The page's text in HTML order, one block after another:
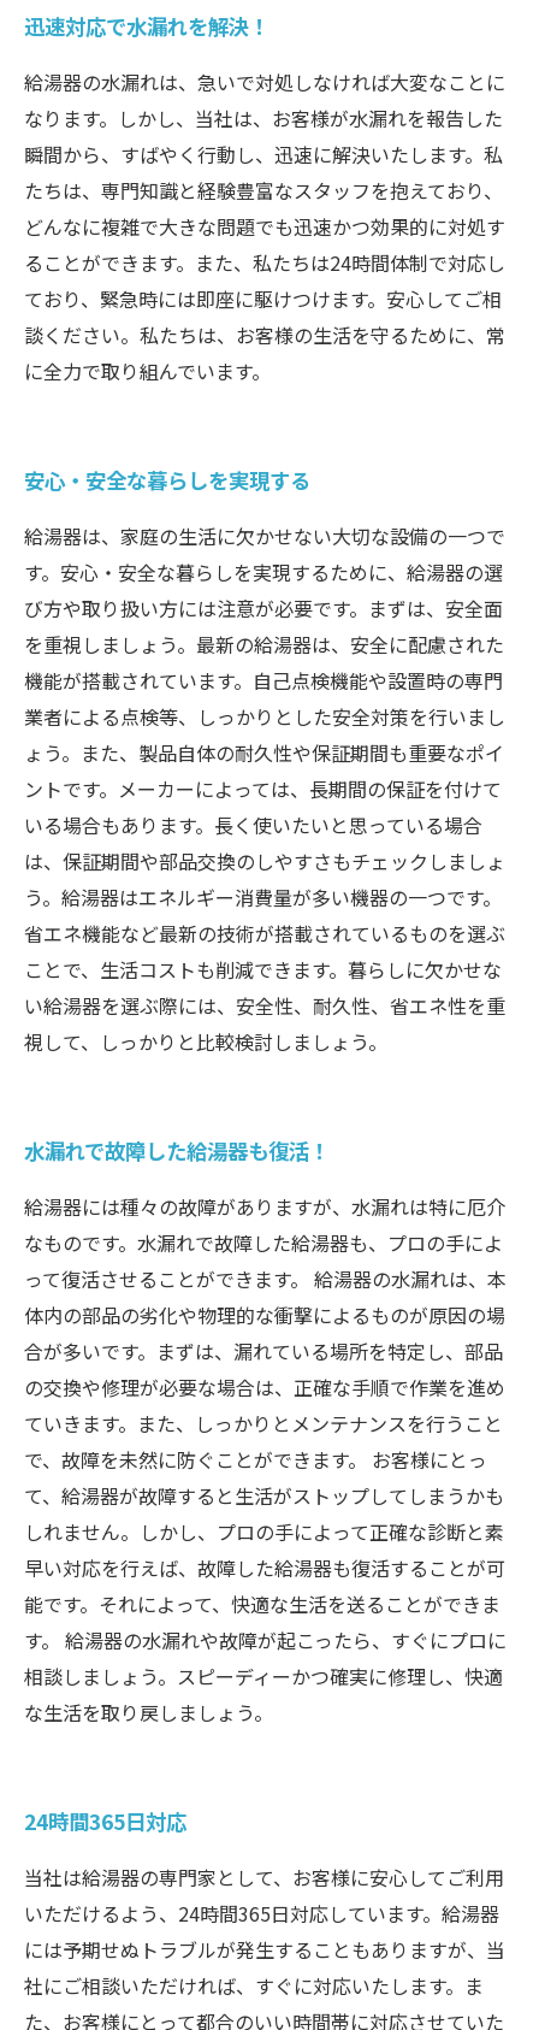
迅速対応で水漏れを解決！
給湯器の水漏れは、急いで対処しなければ大変なことに
なります。しかし、当社は、お客様が水漏れを報告した
瞬間から、すばやく行動し、迅速に解決いたします。私
たちは、専門知識と経験豊富なスタッフを抱えており、
どんなに複雑で大きな問題でも迅速かつ効果的に対処す
ることができます。また、私たちは24時間体制で対応し
ており、緊急時には即座に駆けつけます。安心してご相
談ください。私たちは、お客様の生活を守るために、常
に全力で取り組んでいます。
安心・安全な暮らしを実現する
給湯器は、家庭の生活に欠かせない大切な設備の一つで
す。安心・安全な暮らしを実現するために、給湯器の選
び方や取り扱い方には注意が必要です。まずは、安全面
を重視しましょう。最新の給湯器は、安全に配慮された
機能が搭載されています。自己点検機能や設置時の専門
業者による点検等、しっかりとした安全対策を行いまし
ょう。また、製品自体の耐久性や保証期間も重要なポイ
ントです。メーカーによっては、長期間の保証を付けて
いる場合もあります。長く使いたいと思っている場合
は、保証期間や部品交換のしやすさもチェックしましょ
う。給湯器はエネルギー消費量が多い機器の一つです。
省エネ機能など最新の技術が搭載されているものを選ぶ
ことで、生活コストも削減できます。暮らしに欠かせな
い給湯器を選ぶ際には、安全性、耐久性、省エネ性を重
視して、しっかりと比較検討しましょう。
水漏れで故障した給湯器も復活！
給湯器には種々の故障がありますが、水漏れは特に厄介
なものです。水漏れで故障した給湯器も、プロの手によ
って復活させることができます。 給湯器の水漏れは、本
体内の部品の劣化や物理的な衝撃によるものが原因の場
合が多いです。まずは、漏れている場所を特定し、部品
の交換や修理が必要な場合は、正確な手順で作業を進め
ていきます。また、しっかりとメンテナンスを行うこと
で、故障を未然に防ぐことができます。 お客様にとっ
て、給湯器が故障すると生活がストップしてしまうかも
しれません。しかし、プロの手によって正確な診断と素
早い対応を行えば、故障した給湯器も復活することが可
能です。それによって、快適な生活を送ることができま
す。 給湯器の水漏れや故障が起こったら、すぐにプロに
相談しましょう。スピーディーかつ確実に修理し、快適
な生活を取り戻しましょう。
24時間365日対応
当社は給湯器の専門家として、お客様に安心してご利用
いただけるよう、24時間365日対応しています。給湯器
には予期せぬトラブルが発生することもありますが、当
社にご相談いただければ、すぐに対応いたします。ま
た、お客様にとって都合のいい時間帯に対応させていた